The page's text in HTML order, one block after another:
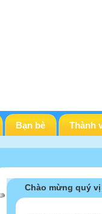
Bạn bè Thành
Chào mừng quý